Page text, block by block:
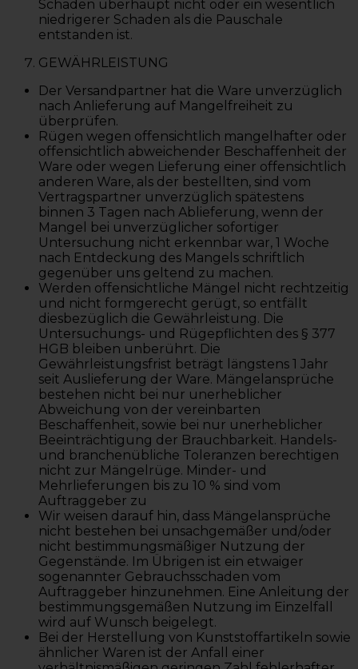
Schaden überhaupt nicht oder ein wesentlich
niedrigerer Schaden als die Pauschale
entstanden ist.
GEWÄHRLEISTUNG
Der Versandpartner hat die Ware unverzüglich
nach Anlieferung auf Mangelfreiheit zu
überprüfen.
Rügen wegen offensichtlich mangelhafter oder
offensichtlich abweichender Beschaffenheit der
Ware oder wegen Lieferung einer offensichtlich
anderen Ware, als der bestellten, sind vom
Vertragspartner unverzüglich spätestens
binnen 3 Tagen nach Ablieferung, wenn der
Mangel bei unverzüglicher sofortiger
Untersuchung nicht erkennbar war, 1 Woche
nach Entdeckung des Mangels schriftlich
gegenüber uns geltend zu machen.
Werden offensichtliche Mängel nicht rechtzeitig
und nicht formgerecht gerügt, so entfällt
diesbezüglich die Gewährleistung. Die
Untersuchungs- und Rügepflichten des § 377
HGB bleiben unberührt. Die
Gewährleistungsfrist beträgt längstens 1 Jahr
seit Auslieferung der Ware. Mängelansprüche
bestehen nicht bei nur unerheblicher
Abweichung von der vereinbarten
Beschaffenheit, sowie bei nur unerheblicher
Beeinträchtigung der Brauchbarkeit. Handels-
und branchenübliche Toleranzen berechtigen
nicht zur Mängelrüge. Minder- und
Mehrlieferungen bis zu 10 % sind vom
Auftraggeber zu
Wir weisen darauf hin, dass Mängelansprüche
nicht bestehen bei unsachgemäßer und/oder
nicht bestimmungsmäßiger Nutzung der
Gegenstände. Im Übrigen ist ein etwaiger
sogenannter Gebrauchsschaden vom
Auftraggeber hinzunehmen. Eine Anleitung der
bestimmungsgemäßen Nutzung im Einzelfall
wird auf Wunsch beigelegt.
Bei der Herstellung von Kunststoffartikeln sowie
ähnlicher Waren ist der Anfall einer